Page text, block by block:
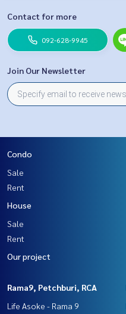
Contact for more
092-628-9945
Join Our Newsletter
Condo
Sale
Rent
House
Sale
Rent
Our project
Rama9, Petchburi, RCA
Life Asoke - Rama 9